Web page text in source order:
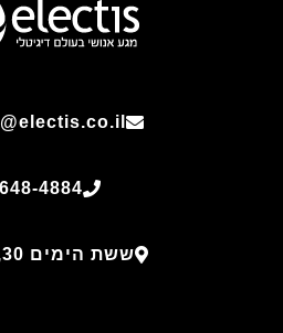
4884
ששת הימים 30, בני ברק